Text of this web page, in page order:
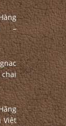
–
Việt